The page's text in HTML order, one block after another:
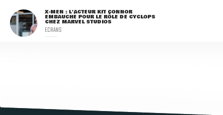
X-MEN : L'ACTEUR KIT CONNOR
EMBAUCHÉ POUR LE RÔLE DE CYCLOPS
CHEZ MARVEL STUDIOS
ECRANS